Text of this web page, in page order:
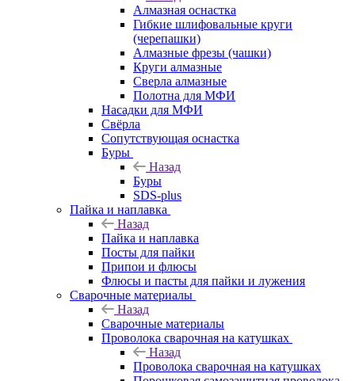
Алмазная оснастка
Гибкие шлифовальные круги
(черепашки)
Алмазные фрезы (чашки)
Круги алмазные
Сверла алмазные
Полотна для МФИ
Насадки для МФИ
Свёрла
Сопутствующая оснастка
Буры
Назад
Буры
SDS-plus
Пайка и наплавка
Назад
Пайка и наплавка
Посты для пайки
Припои и флюсы
Флюсы и пасты для пайки и лужения
Сварочные материалы
Назад
Сварочные материалы
Проволока сварочная на катушках
Назад
Проволока сварочная на катушках